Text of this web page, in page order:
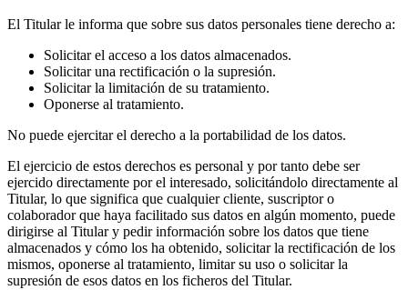
El Titular le informa que sobre sus datos personales tiene derecho a:
Solicitar el acceso a los datos almacenados.
Solicitar una rectificación o la supresión.
Solicitar la limitación de su tratamiento.
Oponerse al tratamiento.
No puede ejercitar el derecho a la portabilidad de los datos.
El ejercicio de estos derechos es personal y por tanto debe ser
ejercido directamente por el interesado, solicitándolo directamente al
Titular, lo que significa que cualquier cliente, suscriptor o
colaborador que haya facilitado sus datos en algún momento, puede
dirigirse al Titular y pedir información sobre los datos que tiene
almacenados y cómo los ha obtenido, solicitar la rectificación de los
mismos, oponerse al tratamiento, limitar su uso o solicitar la
supresión de esos datos en los ficheros del Titular.